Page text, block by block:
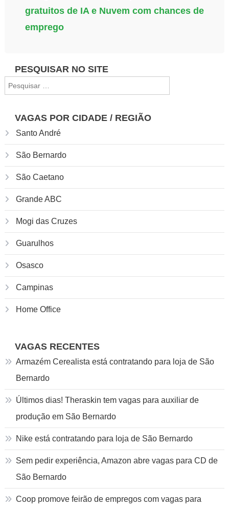
gratuitos de IA e Nuvem com chances de
emprego
Navegação
de
Post
PESQUISAR NO SITE
por:
VAGAS POR CIDADE / REGIÃO
Santo André
São Bernardo
São Caetano
Grande ABC
Mogi das Cruzes
Guarulhos
Osasco
Campinas
Home Office
VAGAS RECENTES
Armazém Cerealista está contratando para loja de São
Bernardo
Últimos dias! Theraskin tem vagas para auxiliar de
produção em São Bernardo
Nike está contratando para loja de São Bernardo
Sem pedir experiência, Amazon abre vagas para CD de
São Bernardo
Coop promove feirão de empregos com vagas para